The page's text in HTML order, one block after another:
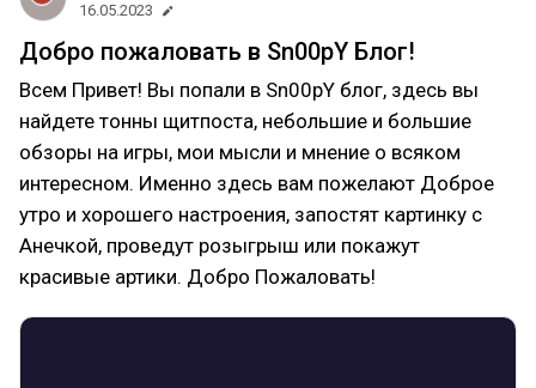
16.05.2023
Добро пожаловать в Sn00pY Блог!
Всем Привет! Вы попали в Sn00pY блог, здесь вы
найдете тонны щитпоста, небольшие и большие
обзоры на игры, мои мысли и мнение о всяком
интересном. Именно здесь вам пожелают Доброе
утро и хорошего настроения, запостят картинку с
Анечкой, проведут розыгрыш или покажут
красивые артики. Добро Пожаловать!